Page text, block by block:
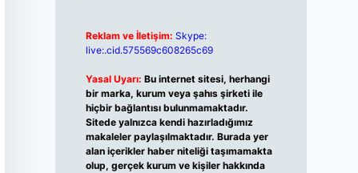
Reklam ve İletişim: Skype:
live:.cid.575569c608265c69
Yasal Uyarı: Bu internet sitesi, herhangi
bir marka, kurum veya şahıs şirketi ile
hiçbir bağlantısı bulunmamaktadır.
Sitede yalnızca kendi hazırladığımız
makaleler paylaşılmaktadır. Burada yer
alan içerikler haber niteliği taşımamakta
olup, gerçek kurum ve kişiler hakkında